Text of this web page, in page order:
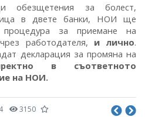
обезщетения за болест,
в двете банки, НОИ ще
за приемане на
работодателя, и лично.
декларация за промяна на
в съответното
на НОИ.
3150